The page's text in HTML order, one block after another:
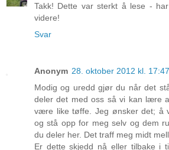
Takk! Dette var sterkt å lese -
videre!
Svar
Anonym 28. oktober 2012 kl. 17:47
Modig og uredd gjør du når det
deler det med oss så vi kan lære
være like tøffe. Jeg ønsker det; å
og stå opp for meg selv og dem
du deler her. Det traff meg midt
Er dette skjedd nå eller tilbake i